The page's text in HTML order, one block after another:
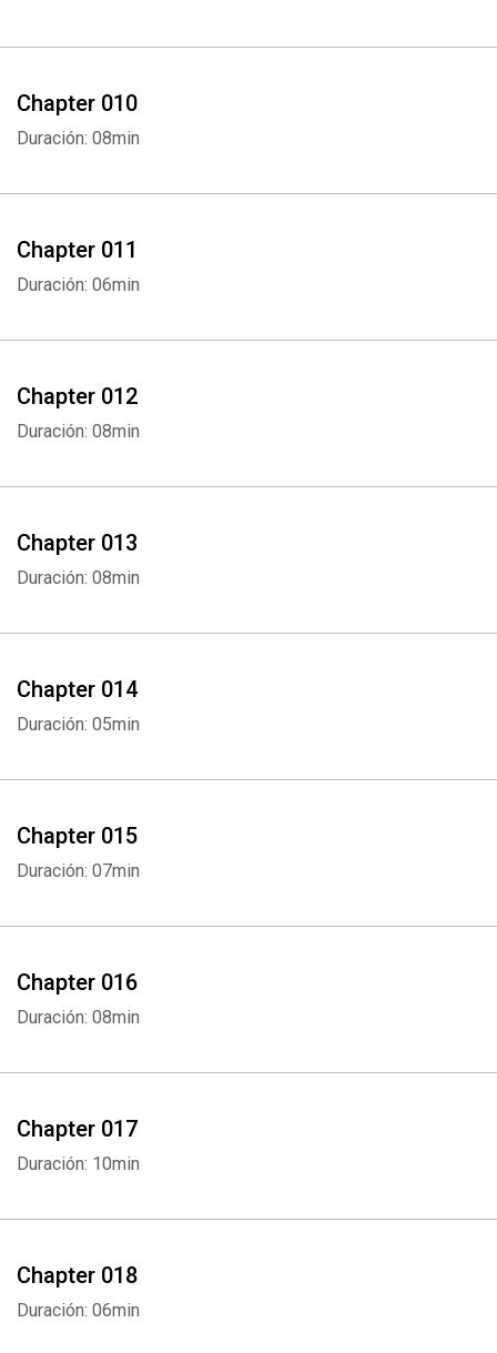
Chapter 010
Duración: 08min
Chapter 011
Duración: 06min
Chapter 012
Duración: 08min
Chapter 013
Duración: 08min
Chapter 014
Duración: 05min
Chapter 015
Duración: 07min
Chapter 016
Duración: 08min
Chapter 017
Duración: 10min
Chapter 018
Duración: 06min